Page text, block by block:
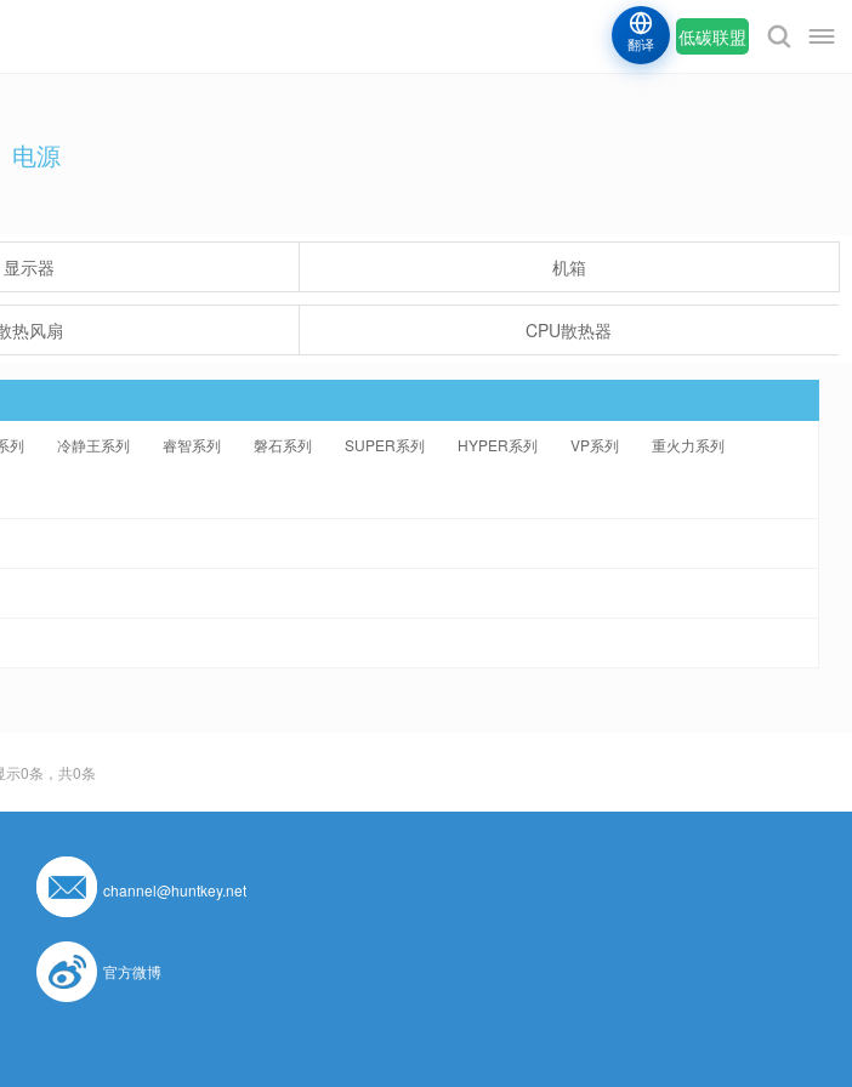
低碳联盟
翻译
电源
显示器 机箱
热风扇 CPU散热器
列 冷静王系列 睿智系列 磐石系列 SUPER系列 HYPER系列 VP系列 重火力系列
示0条，共0条
channel@huntkey.net
官方微博